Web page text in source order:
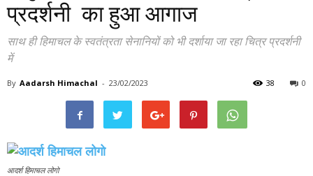
प्रदर्शनी का हुआ आगाज
साथ ही हिमाचल के स्वतंत्रता सेनानियों को भी दर्शाया जा रहा चित्र प्रदर्शनी
में
By Aadarsh Himachal - 23/02/2023 0
38
आदर्श हिमाचल लोगो